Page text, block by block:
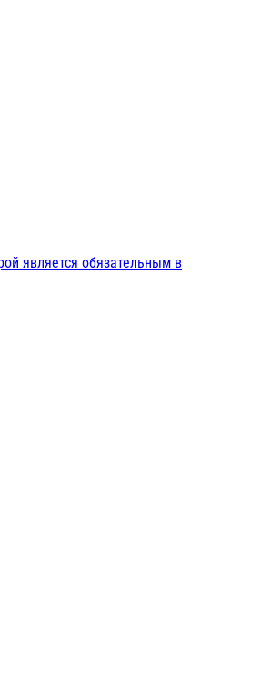
является обязательным в